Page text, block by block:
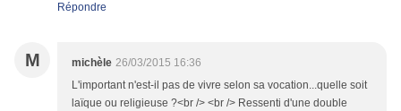
Répondre
M michèle 26/03/2015 16:36
L'important n'est-il pas de vivre selon sa vocation...quelle soit
laïque ou religieuse ?<br /> <br /> Ressenti d'une double